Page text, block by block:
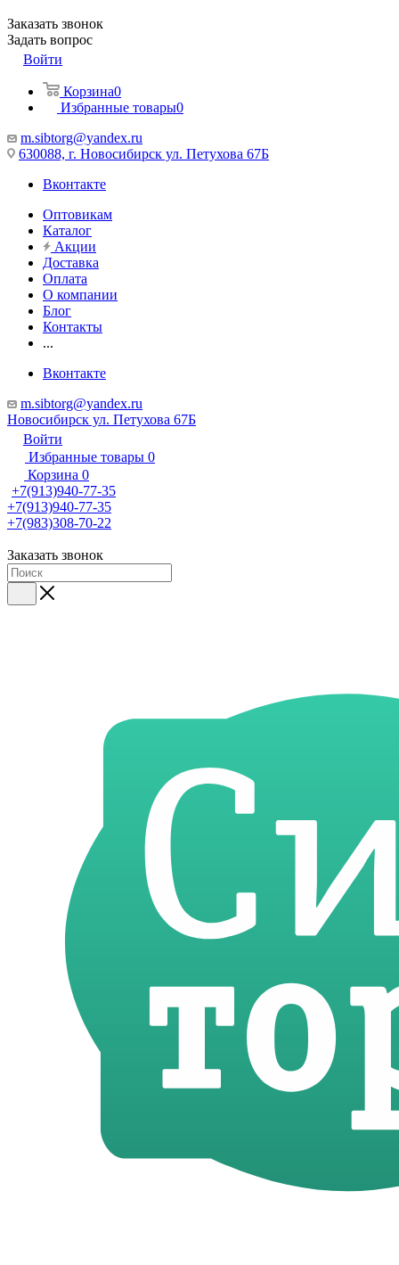
Заказать звонок
Задать вопрос
Войти
Корзина0
Избранные товары0
m.sibtorg@yandex.ru
630088, г. Новосибирск ул. Петухова 67Б
Вконтакте
Оптовикам
Каталог
Акции
Доставка
Оплата
О компании
Блог
Контакты
...
Вконтакте
m.sibtorg@yandex.ru
Новосибирск ул. Петухова 67Б
Войти
Избранные товары 0
Корзина 0
+7(913)940-77-35
+7(913)940-77-35
+7(983)308-70-22
Заказать звонок